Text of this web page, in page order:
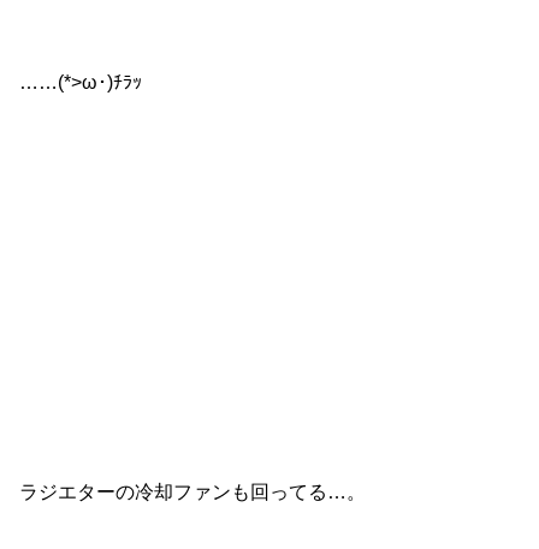
……(*>ω･)ﾁﾗｯ
ラジエターの冷却ファンも回ってる…。